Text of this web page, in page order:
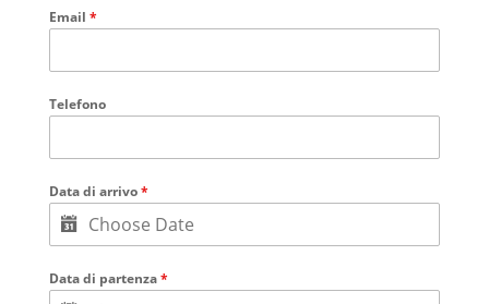
Email *
Telefono
Data di arrivo*
Data di partenza*